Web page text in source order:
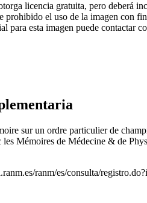
licencia gratuita, pero deberá
prohibido el uso de la imagen con
para esta imagen puede contactar
sur un ordre particulier de
Mémoires de Médecine & de
ranm/es/consulta/